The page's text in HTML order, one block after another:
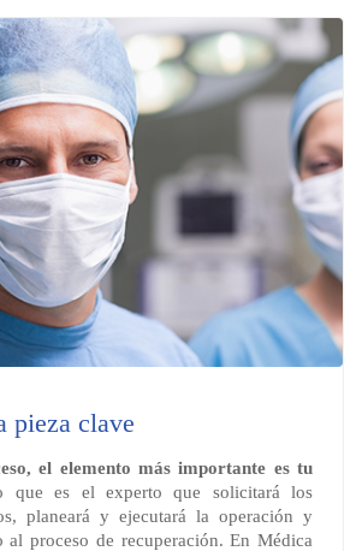
pieza clave
el elemento más importante es tu
que es el experto que solicitará los
planeará y ejecutará la operación y
al proceso de recuperación. En Médica